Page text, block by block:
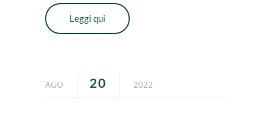
Leggi qui
AGO 20 2022